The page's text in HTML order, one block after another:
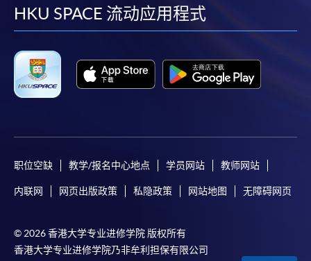
facebook
youtube
linkedin
HKU SPACE 流动应用程式
职位空缺 教学/报名中心地点 学员网站 教师网站
内联网 网页出版政策 私隐政策 网站地图 无障碍网页
© 2026 香港大学专业进修学院 版权所有
香港大学专业进修学院乃非牟利担保有限公司